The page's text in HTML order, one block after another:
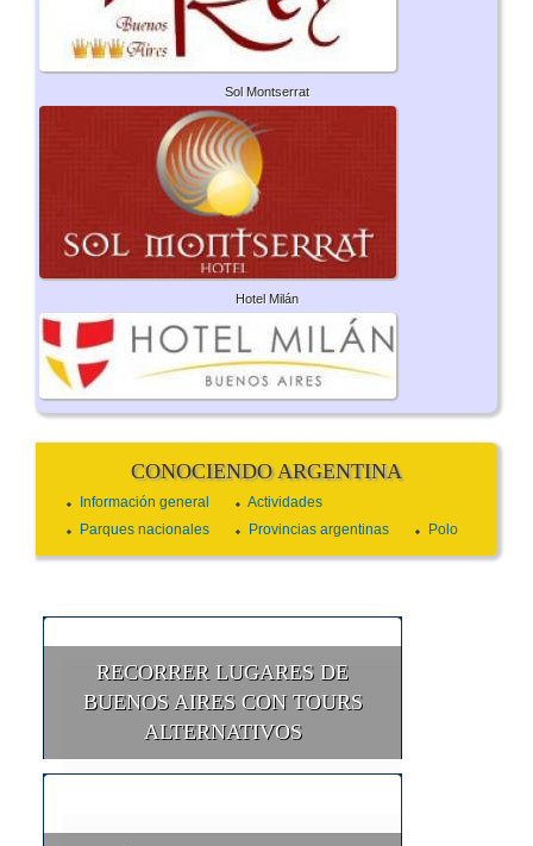
Sol Montserrat
Hotel Milán
CONOCIENDO ARGENTINA
Información general
Actividades
Parques nacionales
Provincias argentinas Polo
RECORRER LUGARES DE
BUENOS AIRES CON TOURS
ALTERNATIVOS